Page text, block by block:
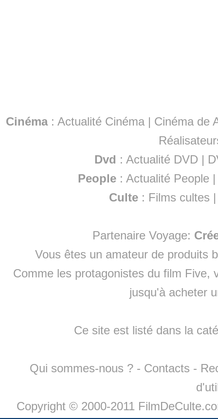
Cinéma: Actualité Cinéma | Cinéma de
Dvd : Actualité DVD |
People :Actualité People
Culte : Films cultes
Partenaire Voyage:
Vous êtes un amateur de produits
Comme les protagonistes du film Five,
jusqu'à acheter
Ce site est listé dans la
Qui sommes-nous ? - Contacts -
Copyright © 2000-2011